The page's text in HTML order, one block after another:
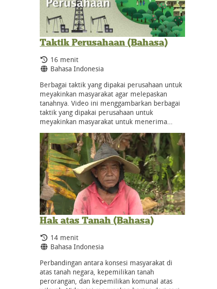
Taktik Perusahaan (Bahasa)
Durasi:
16 menit
Bahasa:
Bahasa Indonesia
Berbagai taktik yang dipakai perusahaan untuk
meyakinkan masyarakat agar melepaskan
tanahnya. Video ini menggambarkan berbagai
taktik yang dipakai perusahaan untuk
meyakinkan masyarakat untuk menerima…
Hak atas Tanah (Bahasa)
Durasi:
14 menit
Bahasa:
Bahasa Indonesia
Perbandingan antara konsesi masyarakat di
atas tanah negara, kepemilikan tanah
perorangan, dan kepemilikan komunal atas